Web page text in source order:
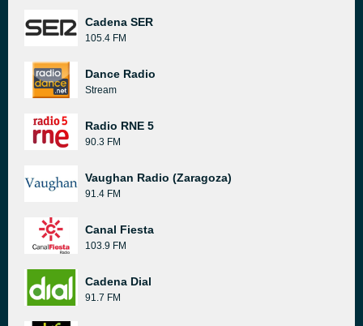
Cadena SER
105.4 FM
Dance Radio
Stream
Radio RNE 5
90.3 FM
Vaughan Radio (Zaragoza)
91.4 FM
Canal Fiesta
103.9 FM
Cadena Dial
91.7 FM